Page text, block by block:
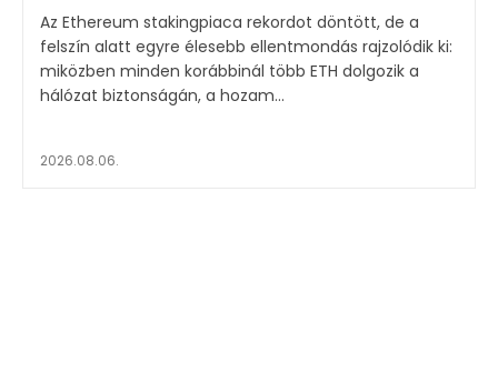
Az Ethereum stakingpiaca rekordot döntött, de a
felszín alatt egyre élesebb ellentmondás rajzolódik ki:
miközben minden korábbinál több ETH dolgozik a
hálózat biztonságán, a hozam...
2026.08.06.